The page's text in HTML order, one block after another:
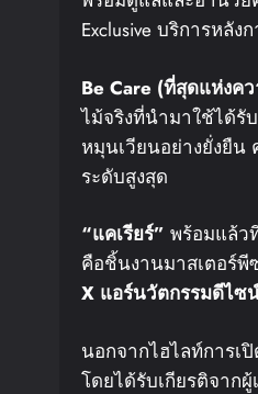
Exclusive บริการหลั
Be Care (ที่สุดแห่งคว
ไม้จริงที่นำมาใช้ได้รั
หมุนเวียนอย่างยั่งยืน
ระดับสูงสุด
“แคเรียร์” พร้อมแล้ว
คือชิ้นงานมาสเตอร์พี
X แอร์นวัตกรรมดีไซ
นอกจากไฮไลท์การเ
โดยได้รับเกียรติจาก